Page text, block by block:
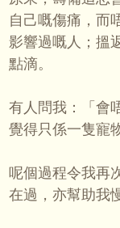
自己嘅傷痛，而
影響過嘅人；搵
點滴。
有人問我：「會
覺得只係一隻寵
呢個過程令我再
在過，亦幫助我